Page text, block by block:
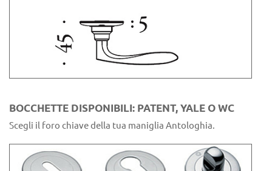
BOCCHETTE DISPONIBILI: PATENT, YALE O WC
Scegli il foro chiave della tua maniglia Antologhia.